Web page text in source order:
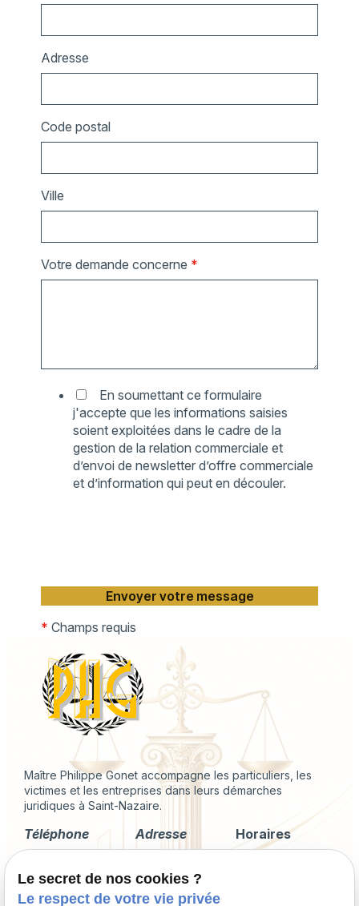
Adresse
Code postal
Ville
Votre demande concerne *
En soumettant ce formulaire
j'accepte que les informations saisies
soient exploitées dans le cadre de la
gestion de la relation commerciale et
d’envoi de newsletter d’offre commerciale
et d’information qui peut en découler.
* Champs requis
Maître Philippe Gonet accompagne les particuliers, les
victimes et les entreprises dans leurs démarches
juridiques à Saint-Nazaire.
Téléphone
Adresse
Corps de
Garde
Horaires
Le secret de nos cookies ?
Le respect de votre vie privée